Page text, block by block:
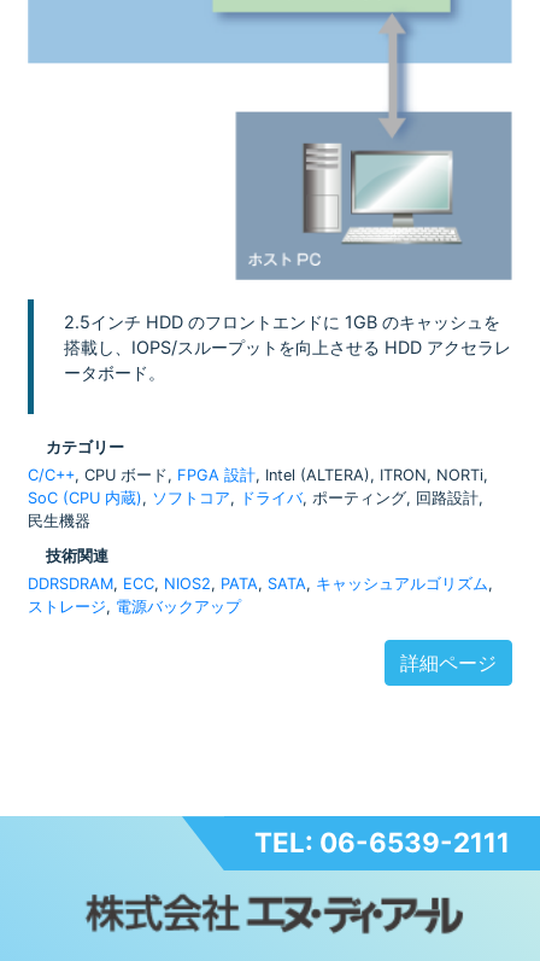
2.5インチ HDD のフロントエンドに 1GB のキャッシュを
搭載し、IOPS/スループットを向上させる HDD アクセラレ
ータボード。
カテゴリー
C/C++, CPU ボード, FPGA 設計, Intel (ALTERA), ITRON, NORTi,
SoC (CPU 内蔵), ソフトコア, ドライバ, ポーティング, 回路設計,
民生機器
技術関連
DDRSDRAM, ECC, NIOS2, PATA, SATA, キャッシュアルゴリズム,
ストレージ, 電源バックアップ
詳細ページ
TEL: 06-6539-2111